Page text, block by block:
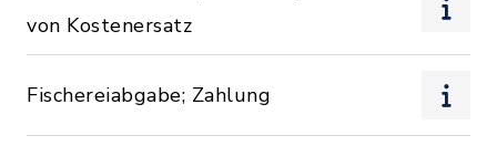
von Kostenersatz
Fischereiabgabe; Zahlung